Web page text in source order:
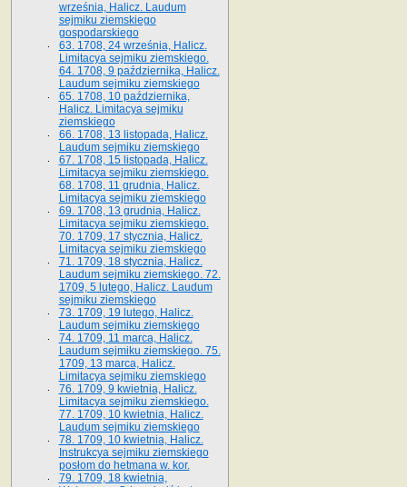
września, Halicz. Laudum
sejmiku ziemskiego
gospodarskiego
63. 1708, 24 września, Halicz.
Limitacya sejmiku ziemskiego.
64. 1708, 9 października, Halicz.
Laudum sejmiku ziemskiego
65­. 1708, 10 października,
Halicz. Limitacya sejmiku
ziemskiego
66. 1708, 13 listopada, Halicz.
Laudum sejmiku ziemskiego
67. 1708, 15 listopada, Halicz.
Limitacya sejmiku ziemskiego.
68. 1708, 11 grudnia, Halicz.
Limitacya sejmiku ziemskiego
69. 1708, 13 grudnia, Halicz.
Limitacya sejmiku ziemskiego.
70. 1709, 17 stycznia, Halicz.
Limitacya sejmiku ziemskiego
71. 1709, 18 stycznia, Halicz.
Laudum sejmiku ziemskiego. 72.
1709, 5 lutego, Halicz. Laudum
sejmiku ziemskiego
73. 1709, 19 lutego, Halicz.
Laudum sejmiku ziemskiego
74. 1709, 11 marca, Halicz.
Laudum sejmiku ziemskiego. 75.
1709, 13 marca, Halicz.
Limitacya sejmiku ziemskiego
76. 1709, 9 kwietnia, Halicz.
Limitacya sejmiku ziemskiego.
77. 1709, 10 kwietnia, Halicz.
Laudum sejmiku ziemskiego
78. 1709, 10 kwietnia, Halicz.
Instrukcya sejmiku ziemskiego
posłom do hetmana w. kor.
79. 1709, 18 kwietnia,